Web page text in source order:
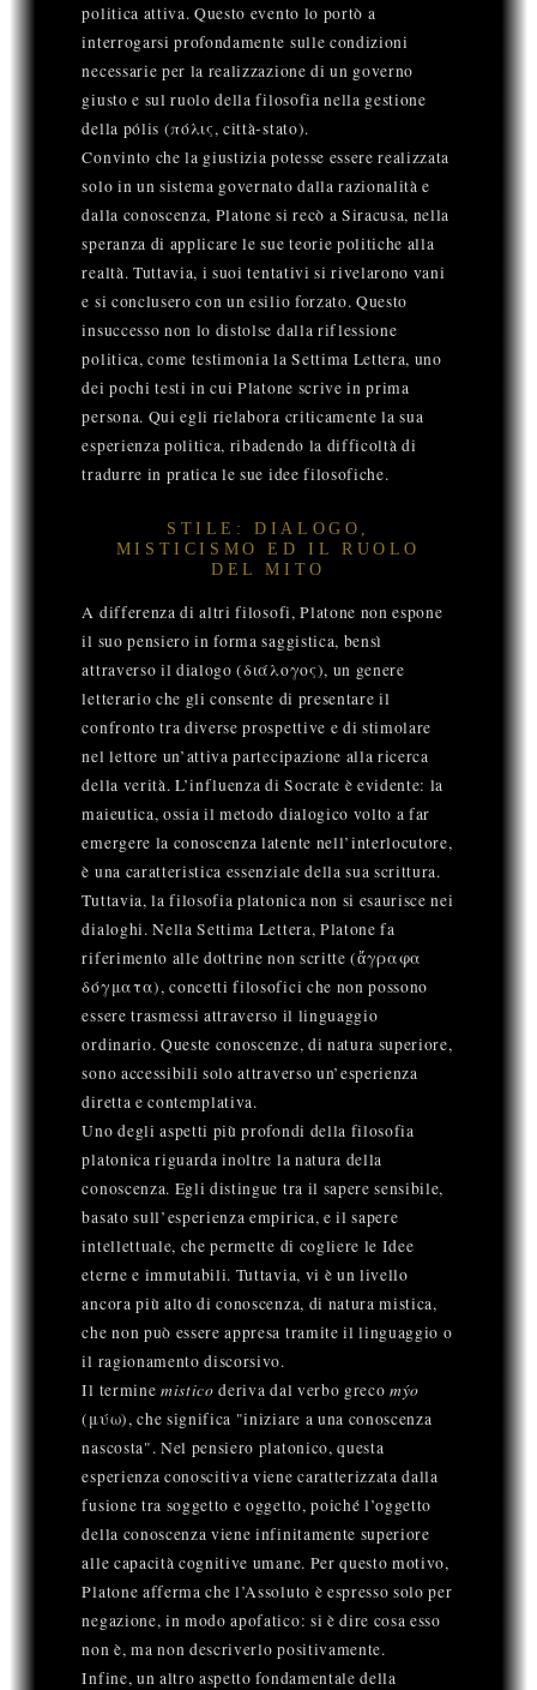
politica attiva. Questo evento lo portò a
interrogarsi profondamente sulle condizioni
necessarie per la realizzazione di un governo
giusto e sul ruolo della filosofia nella gestione
della pólis (πόλις, città-stato).
Convinto che la giustizia potesse essere realizzata
solo in un sistema governato dalla razionalità e
dalla conoscenza, Platone si recò a Siracusa, nella
speranza di applicare le sue teorie politiche alla
realtà. Tuttavia, i suoi tentativi si rivelarono vani
e si conclusero con un esilio forzato. Questo
insuccesso non lo distolse dalla riflessione
politica, come testimonia la Settima Lettera, uno
dei pochi testi in cui Platone scrive in prima
persona. Qui egli rielabora criticamente la sua
esperienza politica, ribadendo la difficoltà di
tradurre in pratica le sue idee filosofiche.
STILE: DIALOGO,
MISTICISMO ED IL RUOLO
DEL MITO
A differenza di altri filosofi, Platone non espone
il suo pensiero in forma saggistica, bensì
attraverso il dialogo (διάλογος), un genere
letterario che gli consente di presentare il
confronto tra diverse prospettive e di stimolare
nel lettore un’attiva partecipazione alla ricerca
della verità. L’influenza di Socrate è evidente: la
maieutica, ossia il metodo dialogico volto a far
emergere la conoscenza latente nell’interlocutore,
è una caratteristica essenziale della sua scrittura.
Tuttavia, la filosofia platonica non si esaurisce nei
dialoghi. Nella Settima Lettera, Platone fa
riferimento alle dottrine non scritte (ἄγραφα
δόγματα), concetti filosofici che non possono
essere trasmessi attraverso il linguaggio
ordinario. Queste conoscenze, di natura superiore,
sono accessibili solo attraverso un’esperienza
diretta e contemplativa.
Uno degli aspetti più profondi della filosofia
platonica riguarda inoltre la natura della
conoscenza. Egli distingue tra il sapere sensibile,
basato sull’esperienza empirica, e il sapere
intellettuale, che permette di cogliere le Idee
eterne e immutabili. Tuttavia, vi è un livello
ancora più alto di conoscenza, di natura mistica,
che non può essere appresa tramite il linguaggio o
il ragionamento discorsivo.
Il termine mistico deriva dal verbo grecomýo
(μύω), che significa "iniziare a una conoscenza
nascosta". Nel pensiero platonico, questa
esperienza conoscitiva viene caratterizzata dalla
fusione tra soggetto e oggetto, poiché l’oggetto
della conoscenza viene infinitamente superiore
alle capacità cognitive umane. Per questo motivo,
Platone afferma che l’Assoluto è espresso solo per
negazione, in modo apofatico: si è dire cosa esso
non è, ma non descriverlo positivamente.
Infine, un altro aspetto fondamentale della